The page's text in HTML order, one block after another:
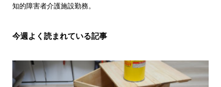
知的障害者介護施設勤務。
今週よく読まれている記事